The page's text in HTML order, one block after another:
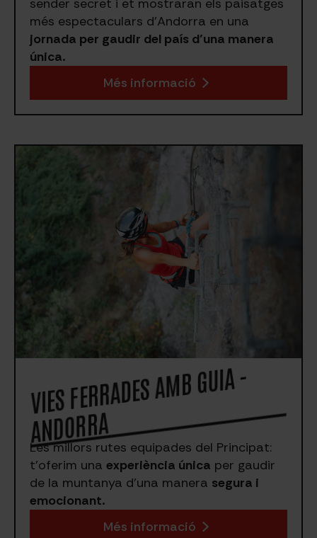
sender secret i et mostraran els paisatges
més espectaculars d’Andorra en una
jornada per gaudir del país d’una manera
única.
Més informació
VIES FERRADES A
MB GUIA -
A
NDORRA
Les millors rutes equipades del Principat:
t’oferim una experiència única per gaudir
de la muntanya d’una manera segura i
emocionant.
Més informació